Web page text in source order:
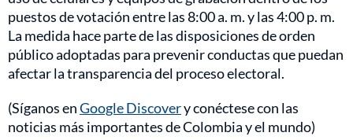
puestos de votación entre las 8:00 a. m. y las 4:00 p. m.
La medida hace parte de las disposiciones de orden
público adoptadas para prevenir conductas que puedan
afectar la transparencia del proceso electoral.
(Síganos enGoogle Discovery conéctese con las
noticias más importantes de Colombia y el mundo)